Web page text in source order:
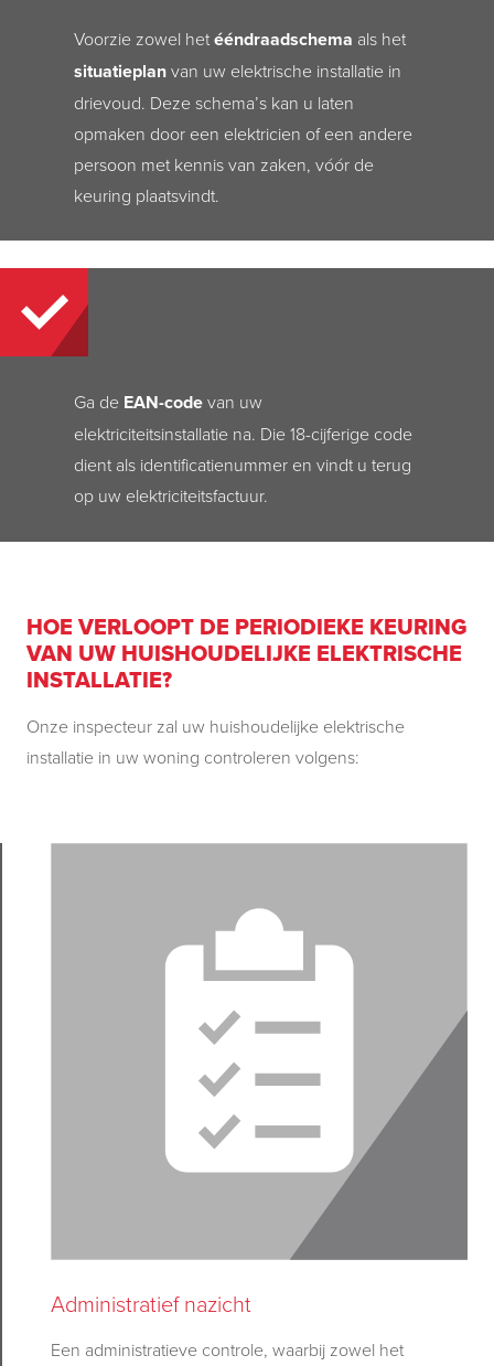
Voorzie zowel hetééndraadschema als het
situatieplanvan uw elektrische installatie in
drievoud. Deze schema’s kan u laten
opmaken door een elektricien of een andere
persoon met kennis van zaken, vóór de
keuring plaatsvindt.
Ga de EAN-codevan uw
elektriciteitsinstallatie na. Die 18-cijferige code
dient als identificatienummer en vindt u terug
op uw elektriciteitsfactuur.
HOE VERLOOPT DE PERIODIEKE KEURING
VAN UW HUISHOUDELIJKE ELEKTRISCHE
INSTALLATIE?
Onze inspecteur zal uw huishoudelijke elektrische
installatie in uw woning controleren volgens:
Administratief nazicht
Een administratieve controle, waarbij zowel het